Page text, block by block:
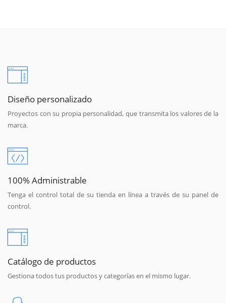
Diseño personalizado
Proyectos con su propia personalidad, que transmita los valores de la
marca.
100% Administrable
Tenga el control total de su tienda en línea a través de su panel de
control.
Catálogo de productos
Gestiona todos tus productos y categorías en el mismo lugar.